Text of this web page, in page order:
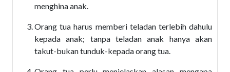
menghina anak.
Orang tua harus memberi teladan terlebih dahulu
kepada anak; tanpa teladan anak hanya akan
takut-bukan tunduk-kepada orang tua.